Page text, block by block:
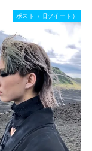
ポスト（旧ツイート）